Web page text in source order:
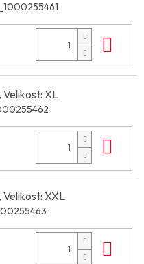
XL
XXL